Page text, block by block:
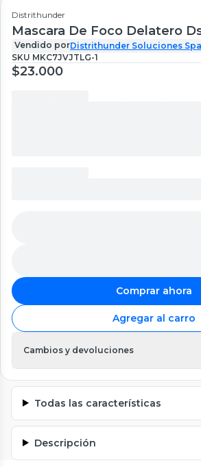
Distrithunder
Mascara De Foco Delatero
Vendido porDistrithunder Soluciones Spa
SKU MKC7JVJTLG-1
$23.000
Comprar ahora
Agregar al carro
Cambios y devoluciones
Todas las características
Descripción